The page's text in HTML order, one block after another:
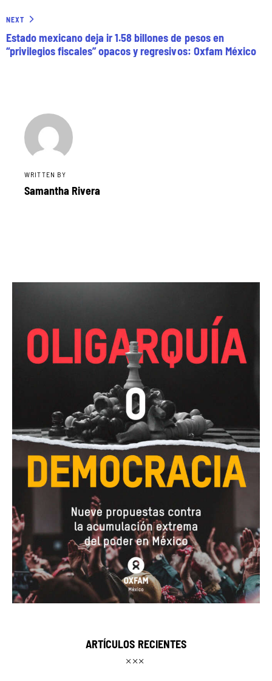
NEXT
Estado mexicano deja ir 1.58 billones de pesos en
“privilegios fiscales” opacos y regresivos: Oxfam México
WRITTEN BY
Samantha Rivera
ARTÍCULOS RECIENTES